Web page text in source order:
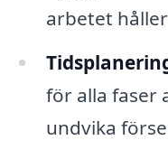
arbetet
för alla faser
undvika